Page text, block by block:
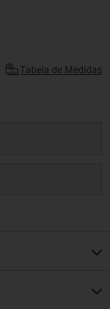
Tabela de Medidas